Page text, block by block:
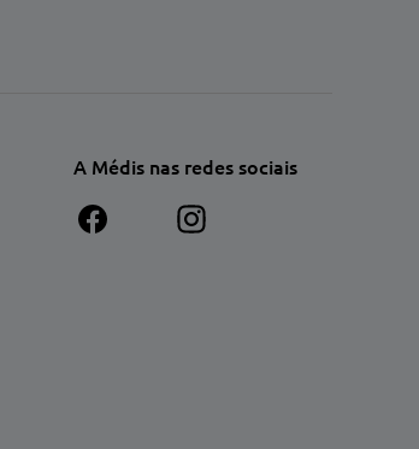
A Médis nas redes sociais